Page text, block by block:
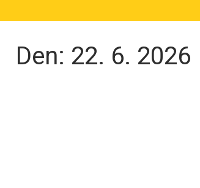
Den: 22. 6. 2026